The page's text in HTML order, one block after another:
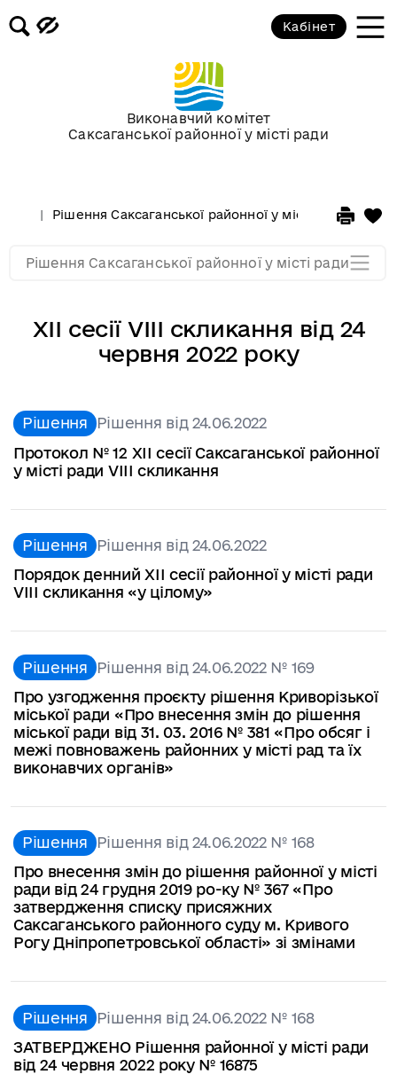
Виконавчий комітет
Саксаганської районної у місті ради
Кабінет
Рішення Саксаганської районної у місті ради
XІІ сесії VІІІ скликання від 24
червня 2022 року
Рішення Рішення від 24.06.2022
Протокол № 12 XII сесії Саксаганської районної
у місті ради VІІI скликання
Рішення Рішення від 24.06.2022
Порядок денний XІІ сесії районної у місті ради
VІІІ скликання «у цілому»
Рішення Рішення від 24.06.2022 № 169
Про узгодження проєкту рішення Криворізької
міської ради «Про внесення змін до рішення
міської ради від 31. 03. 2016 № 381 «Про обсяг і
межі повноважень районних у місті рад та їх
виконавчих органів»
Рішення Рішення від 24.06.2022 № 168
Про внесення змін до рішення районної у місті
ради від 24 грудня 2019 ро-ку № 367 «Про
затвердження списку присяжних
Саксаганського районного суду м. Кривого
Рогу Дніпропетровської області» зі змінами
Рішення Рішення від 24.06.2022 № 168
ЗАТВЕРДЖЕНО Рішення районної у місті ради
від 24 червня 2022 року № 16875
Рішення Саксаганської районної у місті ради
Сесії у 2012 році